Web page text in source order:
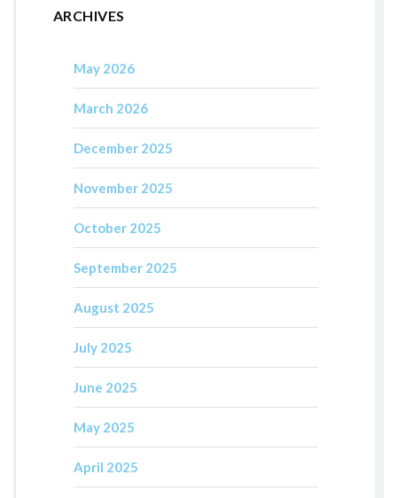
ARCHIVES
May 2026
March 2026
December 2025
November 2025
October 2025
September 2025
August 2025
July 2025
June 2025
May 2025
April 2025